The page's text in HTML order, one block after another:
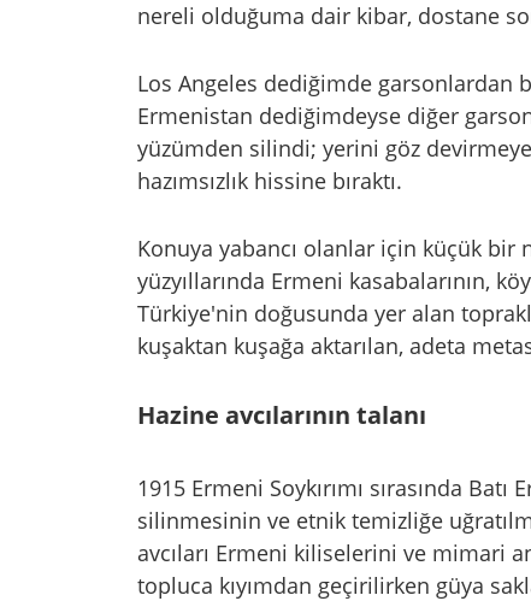
nereli olduğuma dair kibar, dostane
Los Angeles dediğimde garsonlardan
Ermenistan dediğimdeyse diğer
yüzümden silindi; yerini göz
hazımsızlık hissine bıraktı.
Konuya yabancı olanlar için küçük bir
yüzyıllarında Ermeni kasabalarının,
Türkiye'nin doğusunda yer alan
kuşaktan kuşağa aktarılan, adeta
Hazine avcılarının talanı
1915 Ermeni Soykırımı sırasında
silinmesinin ve etnik temizliğe
avcıları Ermeni kiliselerini ve mimari
topluca kıyımdan geçirilirken güya